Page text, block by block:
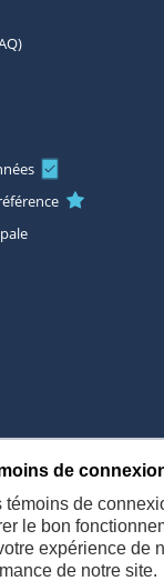
de
témoins de
le bon
expérience de
de notre site.
Plan du site